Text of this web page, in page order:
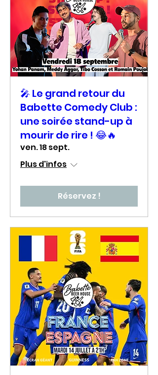
🎤 Le grand retour du
Babette Comedy Club :
une soirée stand-up à
mourir de rire ! 😂🔥
ven. 18 sept.
Plus d'infos
Réservez !